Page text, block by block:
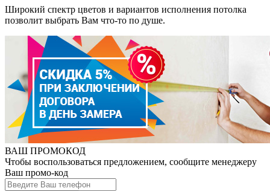
Широкий спектр цветов и вариантов исполнения потолка
позволит выбрать Вам что-то по душе.
ВАШ ПРОМОКОД
Чтобы воспользоваться предложением, сообщите менеджеру
Ваш промо-код